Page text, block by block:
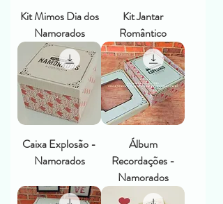
Kit Mimos Dia dos
Namorados
Kit Jantar
Romântico
Caixa Explosão -
Namorados
Álbum
Recordações -
Namorados